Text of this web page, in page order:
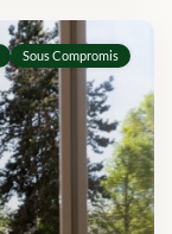
Sous Compromis